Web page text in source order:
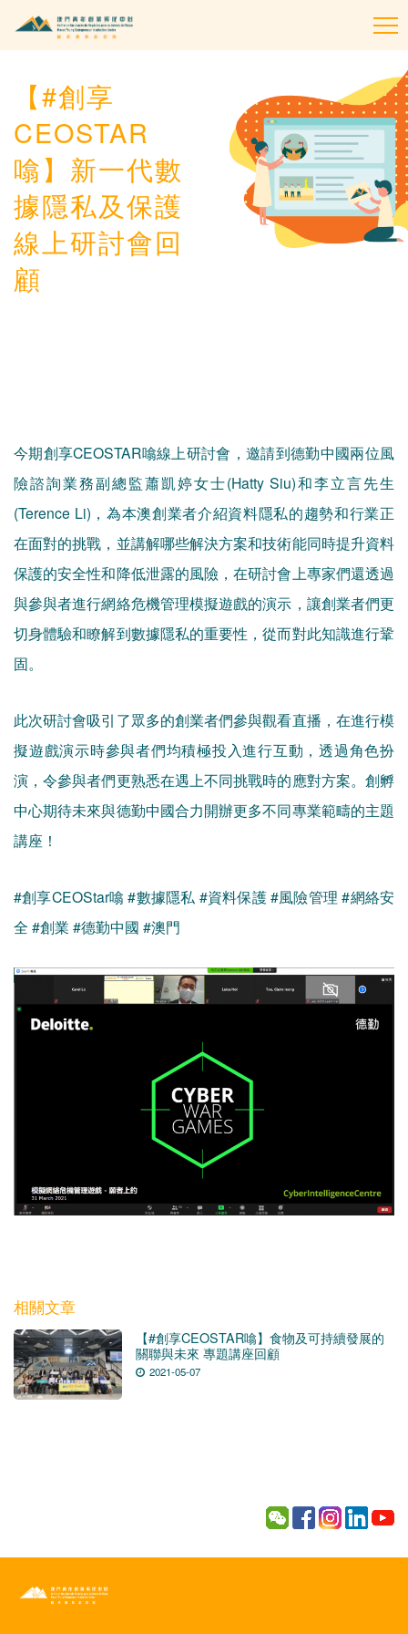
【#創享
CEOSTAR
噏】新一代數
據隱私及保護
線上研討會回
顧
今期創享CEOSTAR噏線上研討會，邀請到德勤中國兩位風
險諮詢業務副總監蕭凱婷女士(Hatty Siu)和李立言先生
(Terence Li)，為本澳創業者介紹資料隱私的趨勢和行業正
在面對的挑戰，並講解哪些解決方案和技術能同時提升資料
保護的安全性和降低泄露的風險，在研討會上專家們還透過
與參與者進行網絡危機管理模擬遊戲的演示，讓創業者們更
切身體驗和瞭解到數據隱私的重要性，從而對此知識進行鞏
固。
此次研討會吸引了眾多的創業者們參與觀看直播，在進行模
擬遊戲演示時參與者們均積極投入進行互動，透過角色扮
演，令參與者們更熟悉在遇上不同挑戰時的應對方案。創孵
中心期待未來與德勤中國合力開辦更多不同專業範疇的主題
講座！
#創享CEOStar噏 #數據隱私 #資料保護 #風險管理 #網絡安
全 #創業 #德勤中國 #澳門
相關文章
【#創享CEOSTAR噏】食物及可持續發展的
關聯與未來 專題講座回顧
2021-05-07